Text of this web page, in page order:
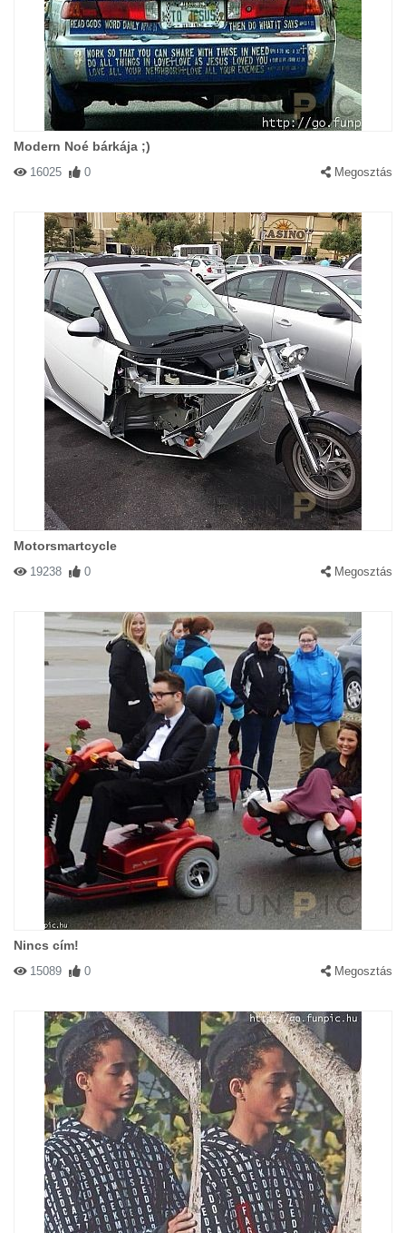
Modern Noé bárkája ;)
16025 0 Megosztás
Motorsmartcycle
19238 0 Megosztás
Nincs cím!
15089 0 Megosztás